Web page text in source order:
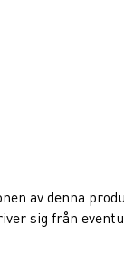
av denna
sig från